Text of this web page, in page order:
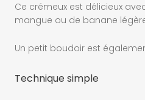
Ce crémeux est délicieux
mangue ou de banane
Un petit boudoir est
Technique simple